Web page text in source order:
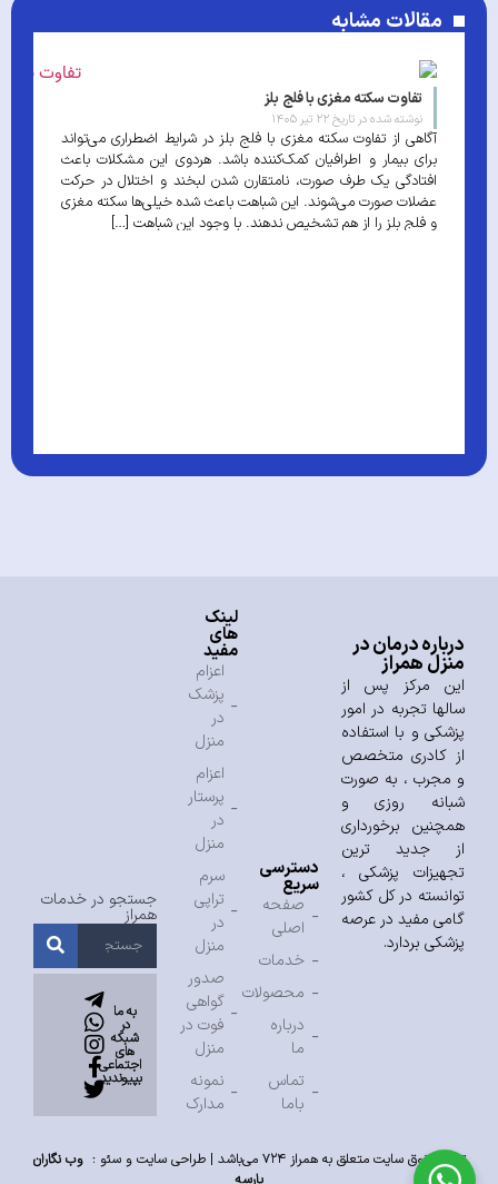
مقالات مشابه
تفاوت سکته مغزی با فلج بلز
نوشته شده در تاریخ
آگاهی از تفاوت سکته مغزی با فلج بلز در شرایط اضطراری می‌تواند
برای بیمار و اطرافیان کمک‌کننده باشد. هردوی این مشکلات باعث
افتادگی یک طرف صورت، نامتقارن شدن لبخند و اختلال در حرکت
عضلات صورت می‌شوند. این شباهت باعث شده خیلی‌ها سکته مغزی
و فلج بلز را از هم تشخیص ندهند. با وجود این شباهت […]
درباره درمان در
منزل همراز
این مرکز پس از
سالها تجربه در امور
پزشکی و با استفاده
از کادری متخصص
و مجرب ، به صورت
شبانه روزی و
همچنین برخورداری
از جدید ترین
تجهیزات پزشکی ،
توانسته در کل کشور
گامی مفید در عرصه
پزشکی بردارد.
دسترسی
سریع
صفحه
اصلی
خدمات
محصولات
درباره
ما
تماس
باما
لینک
های
مفید
اعزام
پزشک
در
منزل
اعزام
پرستار
در
منزل
سرم
تراپی
در
منزل
صدور
گواهی
فوت در
منزل
نمونه
مدارک
جستجو در خدمات
همراز
به ما
در
شبکه
های
اجتماعی
بپیوندید
تمام حقوق سایت متعلق به همراز ۷۲۴ می‌باشد | طراحی سایت وسئو :وب نگاران
پارسه